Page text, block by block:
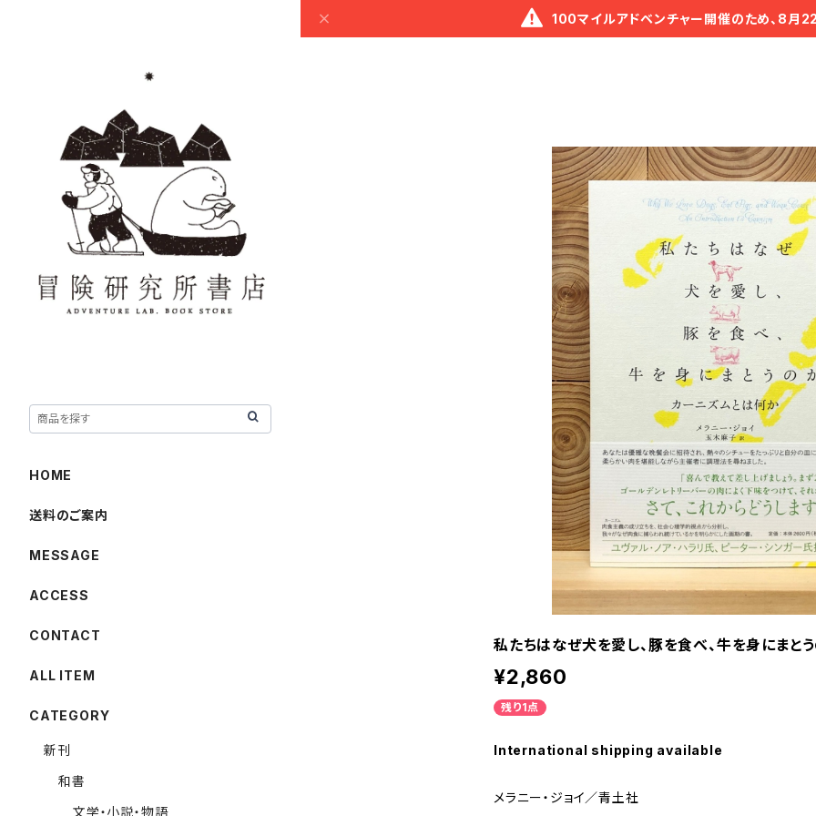
100マイルアドベンチャー開催のため、8月
私たちはなぜ犬を愛し、豚を食べ、牛を身にまと
¥2,860
残り1点
International shipping available
メラニー・ジョイ／青土社
HOME
送料のご案内
MESSAGE
ACCESS
CONTACT
ALL ITEM
CATEGORY
新刊
和書
文学・小説・物語